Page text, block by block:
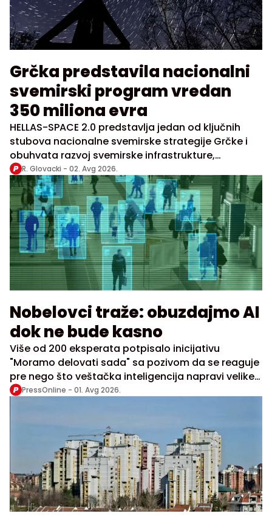
Grčka predstavila nacionalni
svemirski program vredan
350 miliona evra
HELLAS-SPACE 2.0 predstavlja jedan od ključnih
stubova nacionalne svemirske strategije Grčke i
obuhvata razvoj svemirske infrastrukture,
korišćenje satelitskih aplikacija i podataka
R. Glovacki - 02. Avg 2026.
Nobelovci traže: obuzdajmo AI
dok ne bude kasno
Više od 200 eksperata potpisalo inicijativu
"Moramo delovati sada" sa pozivom da se reaguje
pre nego što veštačka inteligencija napravi velike
promene na tržištu radne snage
PressOnline - 01. Avg 2026.